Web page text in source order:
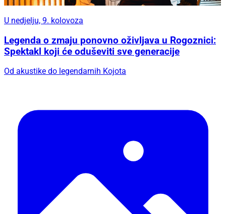
U nedjelju, 9. kolovoza
Legenda o zmaju ponovno oživljava u Rogoznici:
Spektakl koji će oduševiti sve generacije
Od akustike do legendarnih Kojota